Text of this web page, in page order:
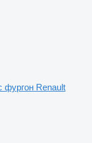
фургон Renault